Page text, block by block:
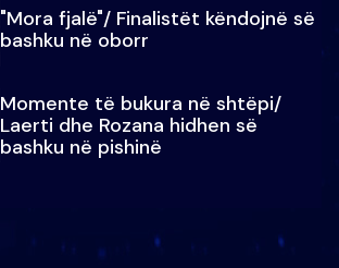
"Mora fjalë"/ Finalistët këndojnë së
bashku në oborr
Momente të bukura në shtëpi/
Laerti dhe Rozana hidhen së
bashku në pishinë